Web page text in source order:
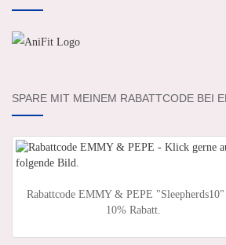
SPARE MIT MEINEM RABATTCODE BEI
Rabattcode EMMY & PEPE
10% Rabatt.